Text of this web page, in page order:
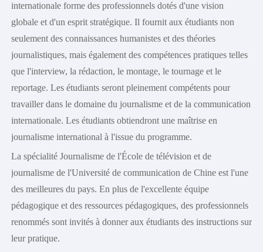
internationale forme des professionnels dotés d'une vision
globale et d'un esprit stratégique. Il fournit aux étudiants non
seulement des connaissances humanistes et des théories
journalistiques, mais également des compétences pratiques telles
que l'interview, la rédaction, le montage, le tournage et le
reportage. Les étudiants seront pleinement compétents pour
travailler dans le domaine du journalisme et de la communication
internationale. Les étudiants obtiendront une maîtrise en
journalisme international à l'issue du programme.
La spécialité Journalisme de l'École de télévision et de
journalisme de l'Université de communication de Chine est l'une
des meilleures du pays. En plus de l'excellente équipe
pédagogique et des ressources pédagogiques, des professionnels
renommés sont invités à donner aux étudiants des instructions sur
leur pratique.